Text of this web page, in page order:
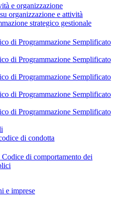
e organizzazione
organizzazione e attività
strategico gestionale
di Programmazione Semplificato
di Programmazione Semplificato
di Programmazione Semplificato
di Programmazione Semplificato
di Programmazione Semplificato
di condotta
di comportamento dei
e imprese